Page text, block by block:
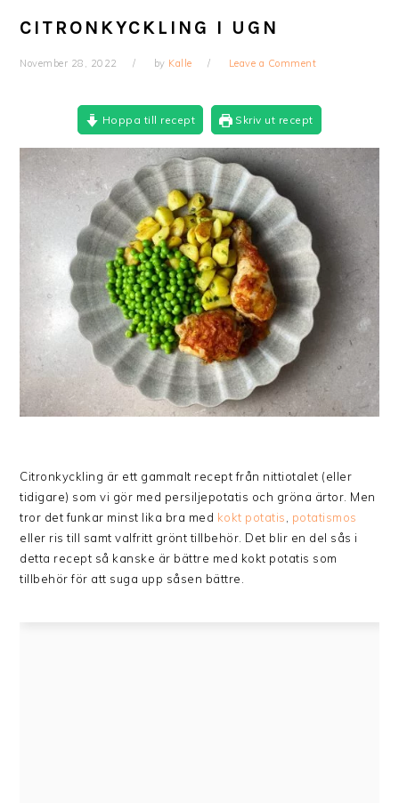
CITRONKYCKLING I UGN
November 28, 2022 by Kalle Leave a Comment
Hoppa till recept Skriv ut recept
Citronkyckling är ett gammalt recept från nittiotalet (eller
tidigare) som vi gör med persiljepotatis och gröna ärtor. Men
tror det funkar minst lika bra med kokt potatis, potatismos
eller ris till samt valfritt grönt tillbehör. Det blir en del sås i
detta recept så kanske är bättre med kokt potatis som
tillbehör för att suga upp såsen bättre.